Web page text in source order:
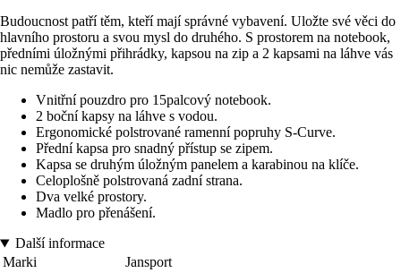
Budoucnost patří těm, kteří mají správné vybavení. Uložte své věci do
hlavního prostoru a svou mysl do druhého. S prostorem na notebook,
předními úložnými přihrádky, kapsou na zip a 2 kapsami na láhve vás
nic nemůže zastavit.
Vnitřní pouzdro pro 15palcový notebook.
2 boční kapsy na láhve s vodou.
Ergonomické polstrované ramenní popruhy S-Curve.
Přední kapsa pro snadný přístup se zipem.
Kapsa se druhým úložným panelem a karabinou na klíče.
Celoplošně polstrovaná zadní strana.
Dva velké prostory.
Madlo pro přenášení.
Další informace
Marki
Jansport